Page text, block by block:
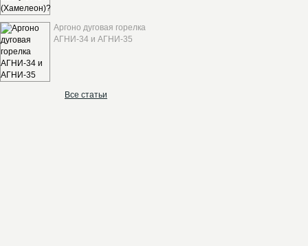
Аргоно дуговая горелка
АГНИ-34 и АГНИ-35
Все статьи